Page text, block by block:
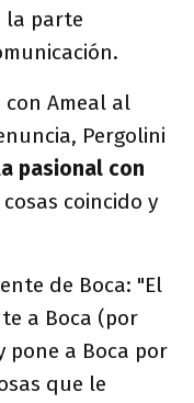
la parte
Ameal al
Pergolini
pasional con
coincido y
de Boca: "El
a Boca (por
pone a Boca por
que le